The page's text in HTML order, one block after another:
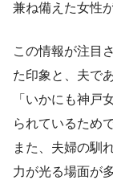
兼ね備えた女性
この情報が注目
た印象と、夫で
「いかにも神戸
られているためで
また、夫婦の馴
力が光る場面が